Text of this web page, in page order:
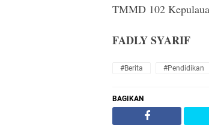
TMMD 102
FADLY SYARIF
#Berita #Pendidikan
BAGIKAN